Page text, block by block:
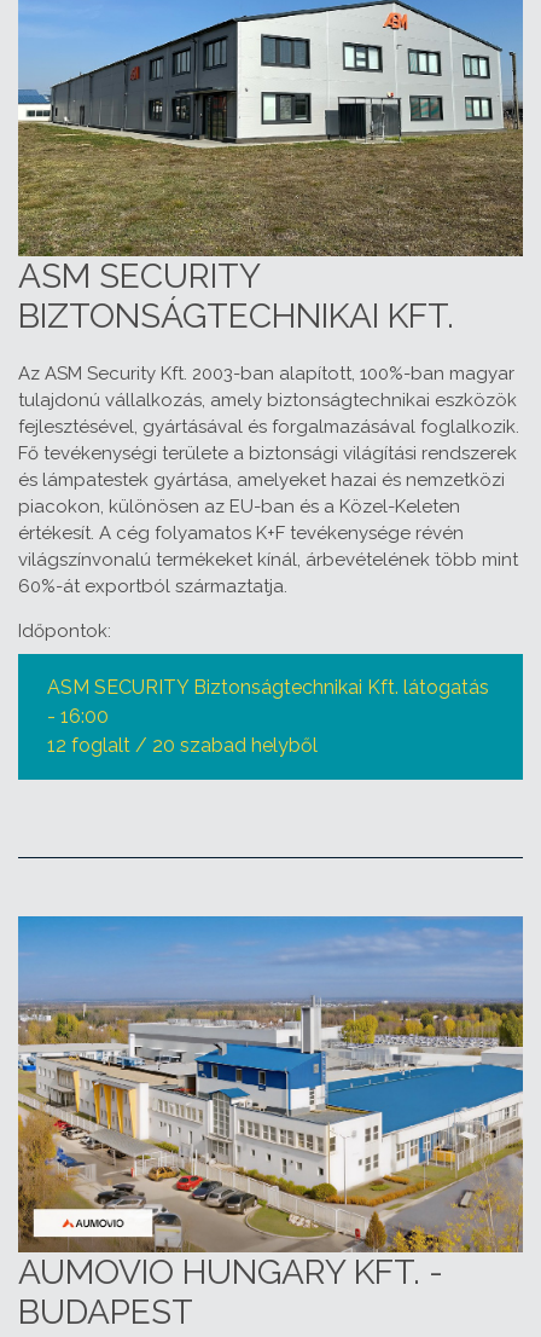
ASM SECURITY
BIZTONSÁGTECHNIKAI KFT.
Az ASM Security Kft. 2003-ban alapított, 100%-ban magyar
tulajdonú vállalkozás, amely biztonságtechnikai eszközök
fejlesztésével, gyártásával és forgalmazásával foglalkozik.
Fő tevékenységi területe a biztonsági világítási rendszerek
és lámpatestek gyártása, amelyeket hazai és nemzetközi
piacokon, különösen az EU-ban és a Közel-Keleten
értékesít. A cég folyamatos K+F tevékenysége révén
világszínvonalú termékeket kínál, árbevételének több mint
60%-át exportból származtatja.
Időpontok:
ASM SECURITY Biztonságtechnikai Kft. látogatás
- 16:00
12 foglalt / 20 szabad helyből
AUMOVIO HUNGARY KFT. -
BUDAPEST